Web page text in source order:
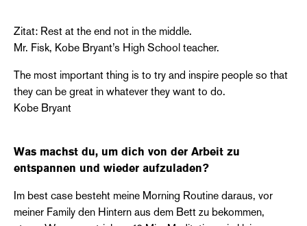
Zitat: Rest at the end not in the middle.
Mr. Fisk, Kobe Bryant’s High School teacher.
The most important thing is to try and inspire people so that
they can be great in whatever they want to do.
Kobe Bryant
Was machst du, um dich von der Arbeit zu
entspannen und wieder aufzuladen?
Im best case besteht meine Morning Routine daraus, vor
meiner Family den Hintern aus dem Bett zu bekommen,